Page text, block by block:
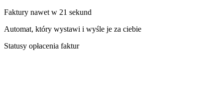
Faktury nawet w 21 sekund
Automat, który wystawi i wyśle je za ciebie
Statusy opłacenia faktur